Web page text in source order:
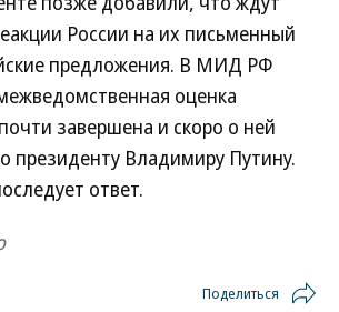
России на их письменный
предложения. В МИД РФ
оценка
завершена и скоро о ней
президенту Владимиру Путину.
ответ.
Поделиться